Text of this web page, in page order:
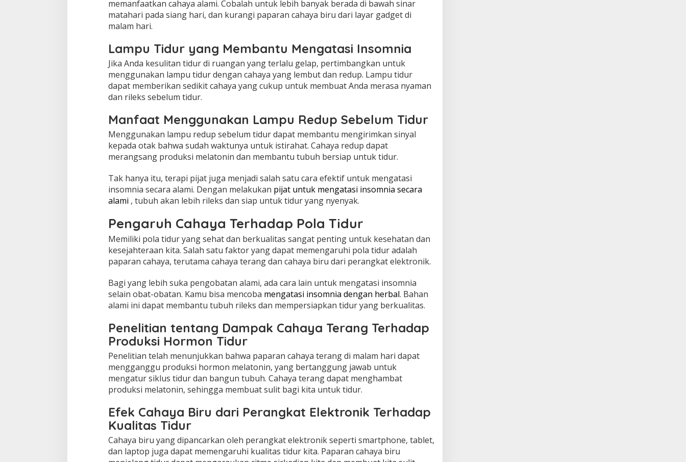
memanfaatkan cahaya alami. Cobalah untuk lebih banyak berada di bawah sinar
matahari pada siang hari, dan kurangi paparan cahaya biru dari layar gadget di
malam hari.
Lampu Tidur yang Membantu Mengatasi Insomnia
Jika Anda kesulitan tidur di ruangan yang terlalu gelap, pertimbangkan untuk
menggunakan lampu tidur dengan cahaya yang lembut dan redup. Lampu tidur
dapat memberikan sedikit cahaya yang cukup untuk membuat Anda merasa nyaman
dan rileks sebelum tidur.
Manfaat Menggunakan Lampu Redup Sebelum Tidur
Menggunakan lampu redup sebelum tidur dapat membantu mengirimkan sinyal
kepada otak bahwa sudah waktunya untuk istirahat. Cahaya redup dapat
merangsang produksi melatonin dan membantu tubuh bersiap untuk tidur.
Tak hanya itu, terapi pijat juga menjadi salah satu cara efektif untuk mengatasi
insomnia secara alami. Dengan melakukan pijat untuk mengatasi insomnia secara
alami , tubuh akan lebih rileks dan siap untuk tidur yang nyenyak.
Pengaruh Cahaya Terhadap Pola Tidur
Memiliki pola tidur yang sehat dan berkualitas sangat penting untuk kesehatan dan
kesejahteraan kita. Salah satu faktor yang dapat memengaruhi pola tidur adalah
paparan cahaya, terutama cahaya terang dan cahaya biru dari perangkat elektronik.
Bagi yang lebih suka pengobatan alami, ada cara lain untuk mengatasi insomnia
selain obat-obatan. Kamu bisa mencoba mengatasi insomnia dengan herbal. Bahan
alami ini dapat membantu tubuh rileks dan mempersiapkan tidur yang berkualitas.
Penelitian tentang Dampak Cahaya Terang Terhadap
Produksi Hormon Tidur
Penelitian telah menunjukkan bahwa paparan cahaya terang di malam hari dapat
mengganggu produksi hormon melatonin, yang bertanggung jawab untuk
mengatur siklus tidur dan bangun tubuh. Cahaya terang dapat menghambat
produksi melatonin, sehingga membuat sulit bagi kita untuk tidur.
Efek Cahaya Biru dari Perangkat Elektronik Terhadap
Kualitas Tidur
Cahaya biru yang dipancarkan oleh perangkat elektronik seperti smartphone, tablet,
dan laptop juga dapat memengaruhi kualitas tidur kita. Paparan cahaya biru